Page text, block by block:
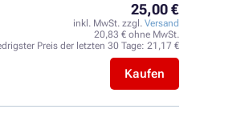
25,00 €
inkl. MwSt. zzgl. Versand
20,83 € ohne MwSt.
Preis der letzten 30 Tage: 21,17 €
Kaufen